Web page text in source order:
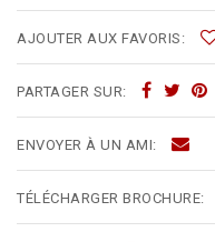
AJOUTER AUX FAVORIS:
PARTAGER SUR:
ENVOYER À UN AMI:
TÉLÉCHARGER BROCHURE: